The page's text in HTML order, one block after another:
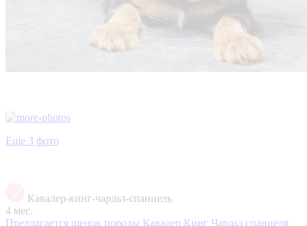
Еще 3 фото
Кавалер-кинг-чарльз-спаниель
4 мес.
Предлагается щенок породы Кавалер Кинг Чарльз спаниеля